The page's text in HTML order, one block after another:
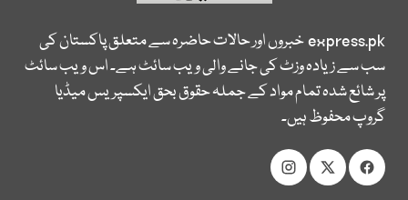
express.pkخبروں اور حالات حاضرہ سے متعلق پاکستان کی
سب سے زیادہ وزٹ کی جانے والی ویب سائٹ ہے۔ اس ویب سائٹ
پر شائع شدہ تمام مواد کے جملہ حقوق بحق ایکسپریس میڈیا
گروپ محفوظ ہیں۔